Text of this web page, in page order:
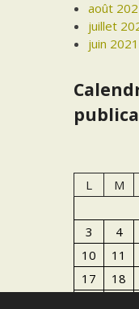
août
juillet
juin 2021
L
M
3
4
10
11
17
18